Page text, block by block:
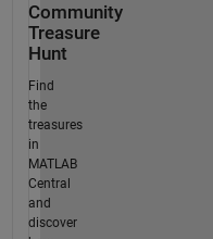
Community
Treasure
Hunt
Find
the
treasures
in
MATLAB
Central
and
discover